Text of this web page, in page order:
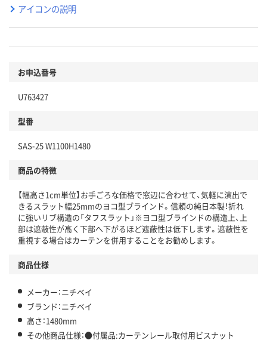
アイコンの説明
お申込番号
U763427
型番
SAS-25 W1100H1480
商品の特徴
【幅高さ1cm単位】お手ごろな価格で窓辺に合わせて、気軽に演出で
きるスラット幅25mmのヨコ型ブラインド。信頼の純日本製！折れ
に強いリブ構造の「タフスラット」※ヨコ型ブラインドの構造上、上
部は遮蔽性が高く下部へ下がるほど遮蔽性は低下します。遮蔽性を
重視する場合はカーテンを併用することをお勧めします。
商品仕様
メーカー：ニチベイ
ブランド：ニチベイ
高さ：1480mm
その他商品仕様：●付属品:カーテンレール取付用ビスナット